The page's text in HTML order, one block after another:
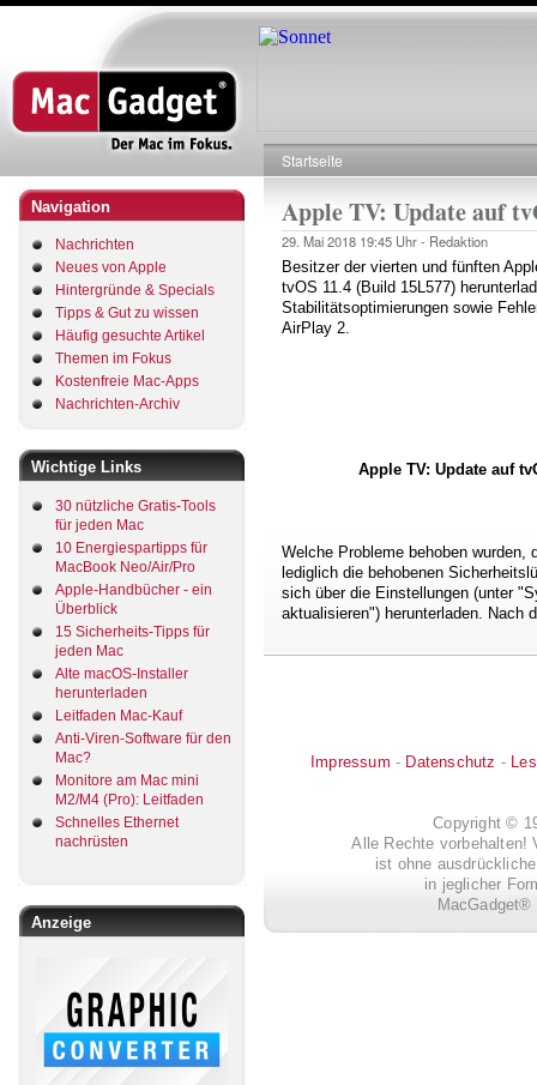
Direkt
zum
Navigation
Nachrichten
Neues von Apple
Hintergründe & Specials
Tipps & Gut zu wissen
Häufig gesuchte Artikel
Themen im Fokus
Kostenfreie Mac-Apps
Nachrichten-Archiv
Wichtige Links
30 nützliche Gratis-Tools
für jeden Mac
10 Energiespartipps für
MacBook Neo/Air/Pro
Apple-Handbücher - ein
Überblick
15 Sicherheits-Tipps für
jeden Mac
Alte macOS-Installer
herunterladen
Leitfaden Mac-Kauf
Anti-Viren-Software für den
Mac?
Monitore am Mac mini
M2/M4 (Pro): Leitfaden
Schnelles Ethernet
nachrüsten
Anzeige
Pfadnavigation
Startseite
Apple TV: Update auf
29. Mai 2018 19:45 Uhr - Redaktion
Besitzer der vierten und fünften
tvOS 11.4 (Build 15L577)
Stabilitätsoptimierungen sowie
AirPlay 2.
Apple TV: Update auf
Welche Probleme behoben
lediglich die behobenen
sich über die Einstellungen (unter
aktualisieren") herunterladen. Nach
Impressum - Datenschutz -
Copyright ©
Alle Rechte vorbehalten!
ist ohne
in jeglicher
MacGadget®